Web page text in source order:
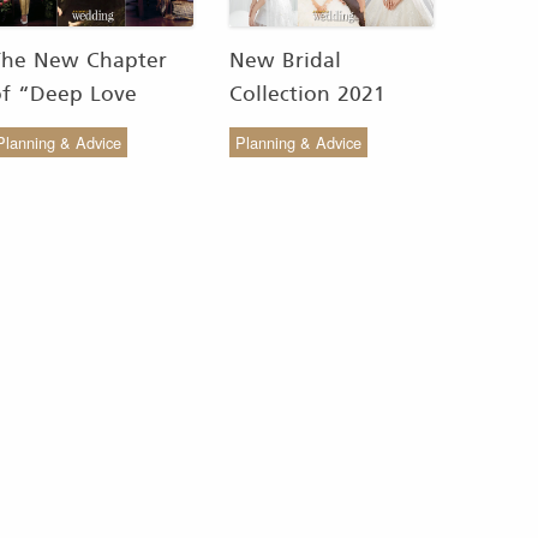
New Chapter
“Deep Love
Studio” :
สรรค์ผ้าทอของไทยให้
& Advice
New Bridal
Collection 2021
from COCO CHIC
สวย เรียบง่าย สไตล์มินิ
Planning & Advice